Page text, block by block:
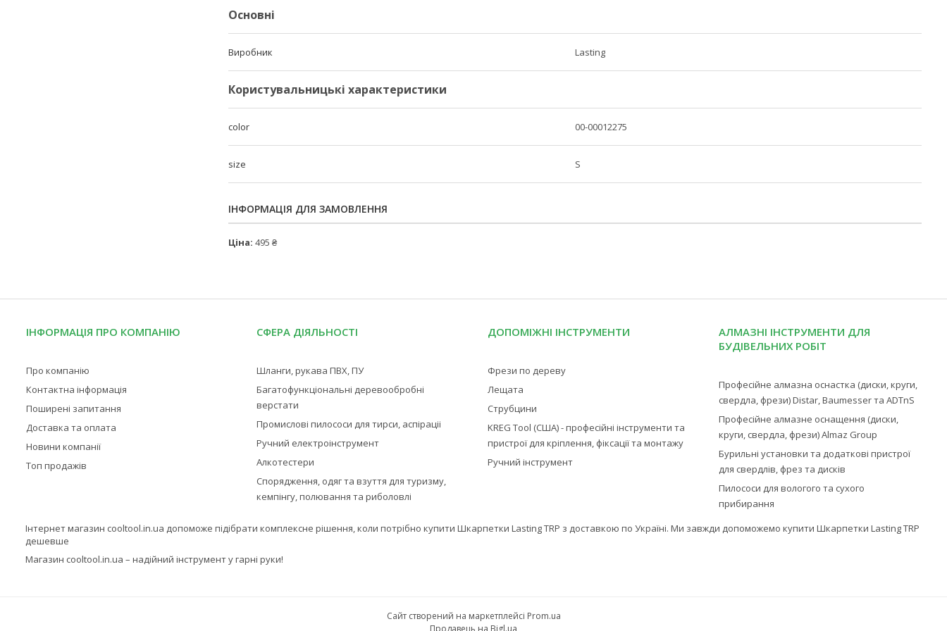
Основні
Виробник Lasting
Користувальницькі характеристики
color 00-00012275
size S
ІНФОРМАЦІЯ ДЛЯ ЗАМОВЛЕННЯ
Ціна: 495 ₴
ІНФОРМАЦІЯ ПРО КОМПАНІЮ
Про компанію
Контактна інформація
Поширені запитання
Доставка та оплата
Новини компанії
Топ продажів
СФЕРА ДІЯЛЬНОСТІ
Шланги, рукава ПВХ, ПУ
Багатофункціональні деревообробні
верстати
Промислові пилососи для тирси, аспіраціі
Ручний електроінструмент
Алкотестери
Спорядження, одяг та взуття для туризму,
кемпінгу, полювання та риболовлі
ДОПОМІЖНІ ІНСТРУМЕНТИ
Фрези по дереву
Лещата
Струбцини
KREG Tool (США) - професійні інструменти та
пристрої для кріплення, фіксації та монтажу
Ручний інструмент
АЛМАЗНІ ІНСТРУМЕНТИ ДЛЯ
БУДІВЕЛЬНИХ РОБІТ
Професійне алмазна оснастка (диски, круги,
свердла, фрези) Distar, Baumesser та ADTnS
Професійне алмазне оснащення (диски,
круги, свердла, фрези) Almaz Group
Бурильні установки та додаткові пристрої
для свердлів, фрез та дисків
Пилососи для вологого та сухого
прибирання
Інтернет магазин cooltool.in.ua допоможе підібрати комплексне рішення, коли потрібно купити Шкарпетки Lasting TRP з доставкою по Україні. Ми завжди допоможемо купити Шкарпетки Lasting TRP
дешевше
Магазин cooltool.in.ua – надійний інструмент у гарні руки!
Сайт створений на маркетплейсі Prom.ua
Продавець на Bigl.ua